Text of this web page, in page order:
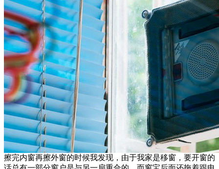
擦完内窗再擦外窗的时候我发现，由于我家是移窗，要开窗的